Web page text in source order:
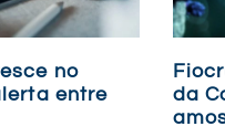
no
entre
da